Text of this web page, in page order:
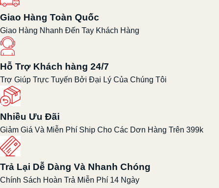
Giao Hàng Toàn Quốc
Giao Hàng Nhanh Đến Tay Khách Hàng
Hỗ Trợ Khách hàng 24/7
Trợ Giúp Trực Tuyến Bởi Đại Lý Của Chúng Tôi
Nhiều Ưu Đãi
Giảm Giá Và Miễn Phí Ship Cho Các Dơn Hàng Trên 399k
Trả Lại Dễ Dàng Và Nhanh Chóng
Chính Sách Hoàn Trả Miễn Phí 14 Ngày